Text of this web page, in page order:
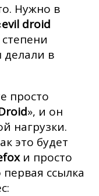
Нужно в
evil droid
делали в
просто
», и он
нагрузки.
это будет
и просто
первая ссылка